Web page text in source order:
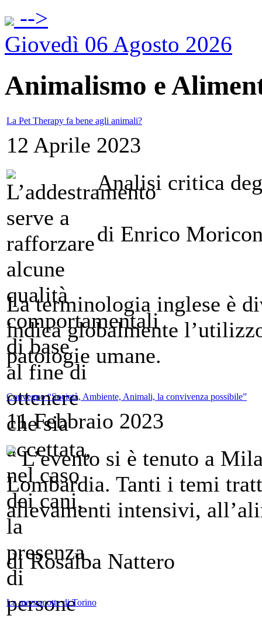
-->
Giovedì 06 Agosto 2026
Animalismo e
La Pet Therapy fa bene agli animali?
12 Aprile 2023
Analisi critica
di Enrico
La terminologia inglese è
indica globalmente
patologie umane.
Convegno “Società, Ambiente, Animali, la convivenza possibile”
11 Febbraio 2023
L’evento si è tenuto a
Lombardia. Tanti i temi
allevamenti intensivi,
di Rosalba Nattero
La mezzanotte di Torino